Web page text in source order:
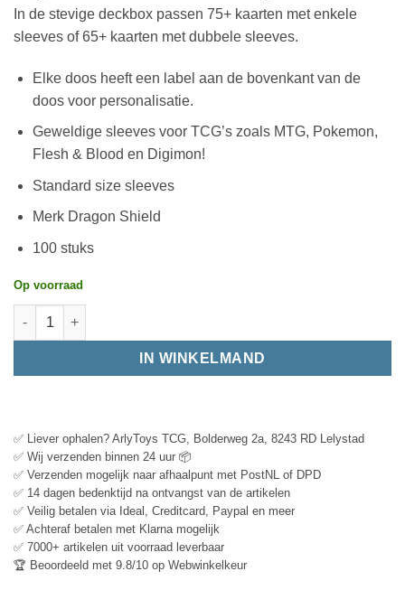
In de stevige deckbox passen 75+ kaarten met enkele
sleeves of 65+ kaarten met dubbele sleeves.
Elke doos heeft een label aan de bovenkant van de
doos voor personalisatie.
Geweldige sleeves voor TCG’s zoals MTG, Pokemon,
Flesh & Blood en Digimon!
Standard size sleeves
Merk Dragon Shield
100 stuks
Op voorraad
IN WINKELMAND
✅ Liever ophalen? ArlyToys TCG, Bolderweg 2a, 8243 RD Lelystad
✅ Wij verzenden binnen 24 uur 📦
✅ Verzenden mogelijk naar afhaalpunt met PostNL of DPD
✅ 14 dagen bedenktijd na ontvangst van de artikelen
✅ Veilig betalen via Ideal, Creditcard, Paypal en meer
✅ Achteraf betalen met Klarna mogelijk
✅ 7000+ artikelen uit voorraad leverbaar
🏆 Beoordeeld met 9.8/10 op Webwinkelkeur